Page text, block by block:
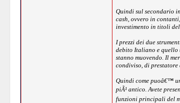
Quindi sul secondario
cash, ovvero in
investimento in titoli
I prezzi dei due
debito Italiano e quello
stanno muovendo. Il
condiviso, di prestatore
Quindi come puoâ€™
piÃ¹ antico. Avete
funzioni principali del